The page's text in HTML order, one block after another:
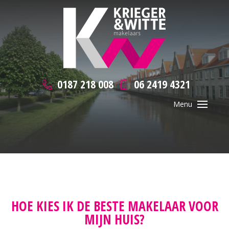
0187 218 008 06 2419 4321
HOE KIES IK DE BESTE MAKELAAR VOOR
MIJN HUIS?